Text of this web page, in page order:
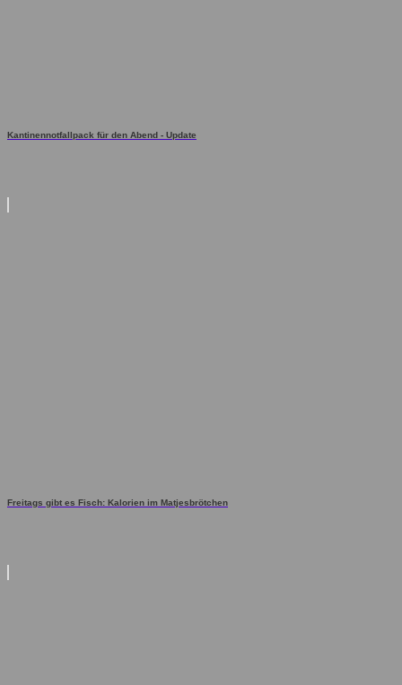
Kantinennotfallpack für den Abend - Update
Freitags gibt es Fisch: Kalorien im Matjesbrötchen